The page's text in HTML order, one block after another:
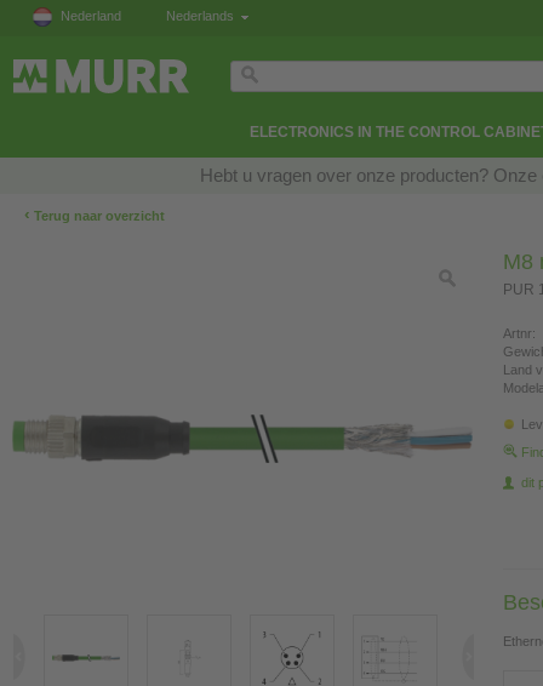
Nederland Nederlands
ELECTRONICS IN THE CONTROL
Hebt u vragen over onze producten?
‹ Terug naar overzicht
M8
PUR
Artnr:
Land
dit